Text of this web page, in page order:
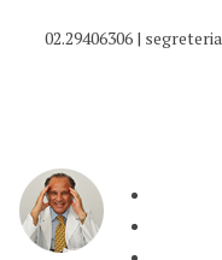
02.29406306 |